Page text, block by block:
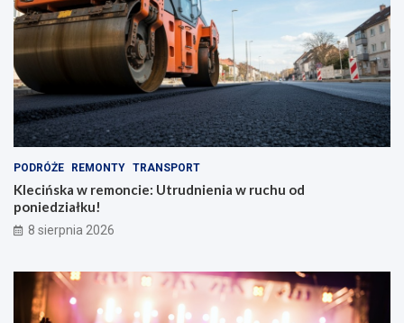
l
e
c
a
k
e
m
w
y
!
PODRÓŻE REMONTY TRANSPORT
Klecińska w remoncie: Utrudnienia w ruchu od
poniedziałku!
8 sierpnia 2026